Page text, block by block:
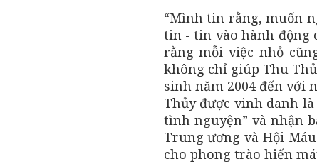
“Mình tin rằng, muốn
tin - tin vào hành động
rằng mỗi việc nhỏ
không chỉ giúp Thu
sinh năm 2004 đến với
Thủy được vinh danh
tình nguyện” và nhận
Trung ương và Hội
cho phong trào hiến